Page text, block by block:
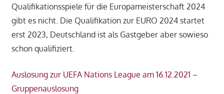
Qualifikationsspiele für die Europameisterschaft 2024
gibt es nicht. Die Qualifikation zur EURO 2024 startet
erst 2023, Deutschland ist als Gastgeber aber sowieso
schon qualifiziert.
Auslosung zur UEFA Nations League am 16.12.2021 –
Gruppenauslosung